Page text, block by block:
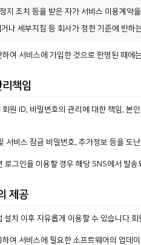
지 조치 등을 받은 자가 서비스 이용계약
나 세부지침 등 회사가 정한 기준에 반하
여 서비스에 가입한 것으로 판명된 때에
책임
원 ID, 비밀번호의 관리에 대한 책임, 본
서비스 잠금 비밀번호, 추가정보 등을 도
그인을 이용할 경우 해당 SNS에서 발
제공
치 이후 자유롭게 이용할 수 있습니다.
여 서비스에 필요한 소프트웨어의 업데